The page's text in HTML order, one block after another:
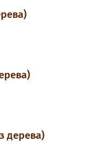
дерева)